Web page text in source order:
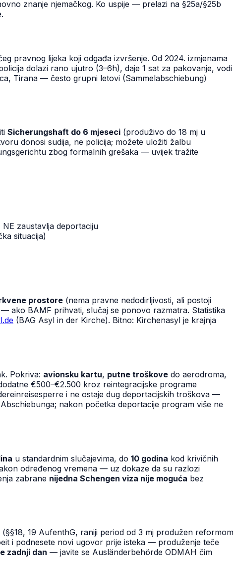
znanje njemačkog. Ko uspije — prelazi na §25a/§25b
pravnog lijeka koji odgađa izvršenje. Od 2024. izmjenama
dolazi rano ujutro (3–6h), daje 1 sat za pakovanje, vodi
Tirana — često grupni letovi (Sammelabschiebung)
Sicherungshaft do 6 mjeseci (produživo do 18 mj u
donosi sudija, ne policija; možete uložiti žalbu
zbog formalnih grešaka — uvijek tražite
zaustavlja deportaciju
situacija)
prostore (nema pravne nedodirljivosti, ali postoji
ako BAMF prihvati, slučaj se ponovo razmatra. Statistika
(BAG Asyl in der Kirche). Bitno: Kirchenasyl je krajnja
Pokriva: avionsku kartu, putne troškove do aerodroma,
€500–€2.500 kroz reintegracijske programe
i ne ostaje dug deportacijskih troškova —
Abschiebunga; nakon početka deportacije program više ne
u standardnim slučajevima, do 10 godina kod krivičnih
određenog vremena — uz dokaze da su razlozi
zabrane nijedna Schengen viza nije moguća bez
19 AufenthG, raniji period od 3 mj produžen reformom
i podnesete novi ugovor prije isteka — produženje teče
zadnji dan — javite se Ausländerbehörde ODMAH čim